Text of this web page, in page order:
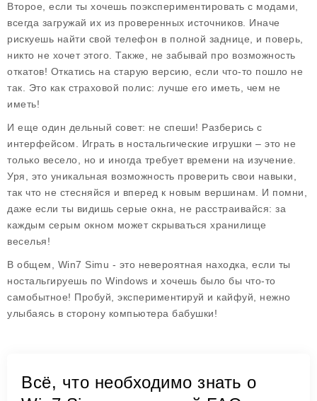
Второе, если ты хочешь поэкспериментировать с модами,
всегда загружай их из проверенных источников . Иначе
рискуешь найти свой телефон в полной заднице, и поверь,
никто не хочет этого. Также, не забывай про возможность
откатов! Откатись на старую версию, если что-то пошло не
так. Это как страховой полис: лучше его иметь, чем не
иметь!
И еще один дельный совет: не спеши! Разберись с
интерфейсом. Играть в ностальгические игрушки – это не
только весело, но и иногда требует времени на изучение.
Уря, это уникальная возможность проверить свои навыки,
так что не стесняйся и вперед к новым вершинам. И помни,
даже если ты видишь серые окна, не расстраивайся: за
каждым серым окном может скрываться хранилище
веселья!
В общем, Win7 Simu - это невероятная находка, если ты
ностальгируешь по Windows и хочешь было бы что-то
самобытное! Пробуй, экспериментируй и кайфуй, нежно
улыбаясь в сторону компьютера бабушки!
Всё, что необходимо знать о